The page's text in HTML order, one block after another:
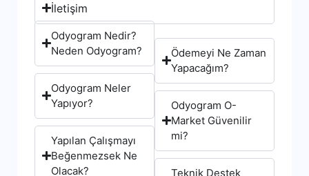
İletişim
Odyogram Nedir?
Neden Odyogram?
Odyogram Neler
Yapıyor?
Yapılan Çalışmayı
Beğenmezsek Ne
Olacak?
Ödemeyi Ne Zaman
Yapacağım?
Odyogram O-
Market Güvenilir
mi?
Teknik Destek